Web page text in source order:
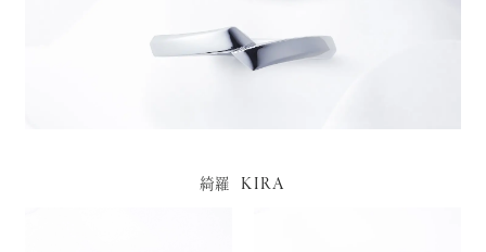
綺羅 KIRA